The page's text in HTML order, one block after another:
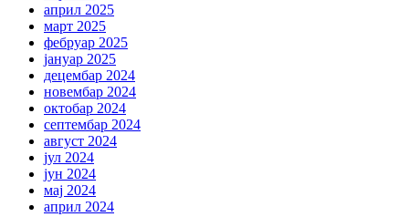
април 2025
март 2025
фебруар 2025
јануар 2025
децембар 2024
новембар 2024
октобар 2024
септембар 2024
август 2024
јул 2024
јун 2024
мај 2024
април 2024